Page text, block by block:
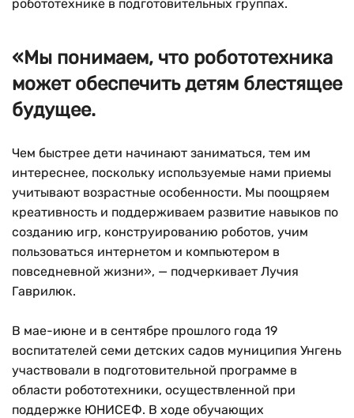
робототехнике в подготовительных группах.
«Мы понимаем, что робототехника
может обеспечить детям блестящее
будущее.
Чем быстрее дети начинают заниматься, тем им
интереснее, поскольку используемые нами приемы
учитывают возрастные особенности. Мы поощряем
креативность и поддерживаем развитие навыков по
созданию игр, конструированию роботов, учим
пользоваться интернетом и компьютером в
повседневной жизни», — подчеркивает Лучия
Гаврилюк.
В мае-июне и в сентябре прошлого года 19
воспитателей семи детских садов муниципия Унгень
участвовали в подготовительной программе в
области робототехники, осуществленной при
поддержке ЮНИСЕФ. В ходе обучающих